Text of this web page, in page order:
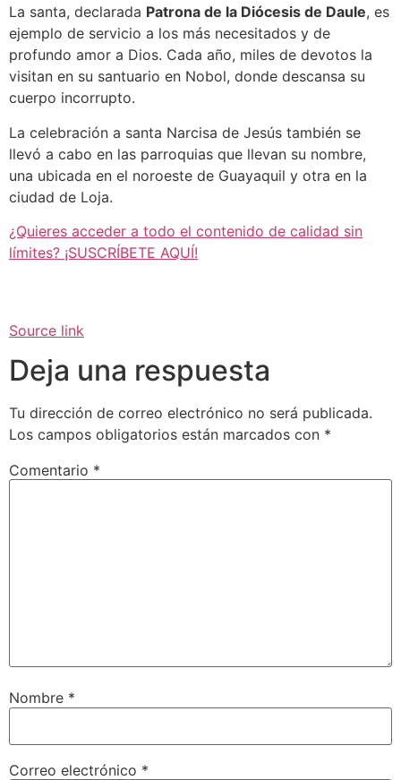
La santa, declarada Patrona de la Diócesis de Daule, es
ejemplo de servicio a los más necesitados y de
profundo amor a Dios. Cada año, miles de devotos la
visitan en su santuario en Nobol, donde descansa su
cuerpo incorrupto.
La celebración a santa Narcisa de Jesús también se
llevó a cabo en las parroquias que llevan su nombre,
una ubicada en el noroeste de Guayaquil y otra en la
ciudad de Loja.
¿Quieres acceder a todo el contenido de calidad sin
límites? ¡SUSCRÍBETE AQUÍ!
Source link
Deja una respuesta
Tu dirección de correo electrónico no será publicada.
Los campos obligatorios están marcados con *
Comentario *
Nombre *
Correo electrónico *